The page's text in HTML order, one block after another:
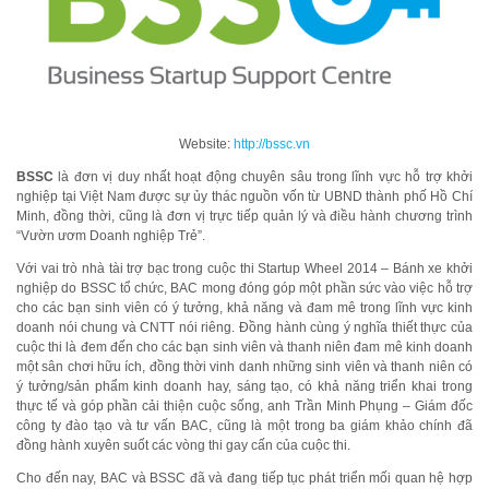
Website: http://bssc.vn
BSSC là đơn vị duy nhất hoạt động chuyên sâu trong lĩnh vực hỗ trợ khởi
nghiệp tại Việt Nam được sự ủy thác nguồn vốn từ UBND thành phố Hồ Chí
Minh, đồng thời, cũng là đơn vị trực tiếp quản lý và điều hành chương trình
“Vườn ươm Doanh nghiệp Trẻ”.
Với vai trò nhà tài trợ bạc trong cuộc thi Startup Wheel 2014 – Bánh xe khởi
nghiệp do BSSC tổ chức, BAC mong đóng góp một phần sức vào việc hỗ trợ
cho các bạn sinh viên có ý tưởng, khả năng và đam mê trong lĩnh vực kinh
doanh nói chung và CNTT nói riêng. Đồng hành cùng ý nghĩa thiết thực của
cuộc thi là đem đến cho các bạn sinh viên và thanh niên đam mê kinh doanh
một sân chơi hữu ích, đồng thời vinh danh những sinh viên và thanh niên có
ý tưởng/sản phẩm kinh doanh hay, sáng tạo, có khả năng triển khai trong
thực tế và góp phần cải thiện cuộc sống, anh Trần Minh Phụng – Giám đốc
công ty đào tạo và tư vấn BAC, cũng là một trong ba giám khảo chính đã
đồng hành xuyên suốt các vòng thi gay cấn của cuộc thi.
Cho đến nay, BAC và BSSC đã và đang tiếp tục phát triển mối quan hệ hợp